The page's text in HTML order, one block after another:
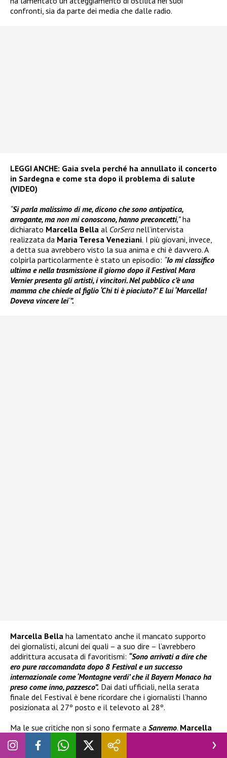
confronti, sia da parte dei media che dalle radio.
LEGGI ANCHE: Gaia svela perché ha annullato il concerto
in Sardegna e come sta dopo il problema di salute
(VIDEO)
“Si parla malissimo di me, dicono che sono antipatica,
arrogante, ma non mi conoscono, hanno preconcetti,”ha
dichiarato Marcella Bella al CorSera nell’intervista
realizzata da Maria Teresa Veneziani. I più giovani, invece,
a detta sua avrebbero visto la sua anima e chi è davvero. A
colpirla particolarmente è stato un episodio: “Io mi classifico
ultima e nella trasmissione il giorno dopo il Festival Mara
Vernier presenta gli artisti, i vincitori. Nel pubblico c’è una
mamma che chiede al figlio ‘Chi ti è piaciuto?’ E lui ‘Marcella!
Doveva vincere lei‘”.
Marcella Bella ha lamentato anche il mancato supporto
dei giornalisti, alcuni dei quali – a suo dire – l’avrebbero
addirittura accusata di favoritismi: “Sono arrivati a dire che
ero pure raccomandata dopo 8 Festival e un successo
internazionale come ‘Montagne verdi’ che il Bayern Monaco ha
preso come inno, pazzesco”. Dai dati ufficiali, nella serata
finale del Festival è bene ricordare che i giornalisti l’hanno
posizionata al 27º posto e il televoto al 28º.
Ma le sue critiche non si sono fermate a Sanremo. Marcella
ha fatto una critica anche contro le radio, accusandole
di escludere gli artisti più maturi.
Ci sono discriminazioni e lo